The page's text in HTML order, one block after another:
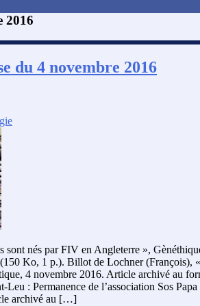
2016
du 4 novembre 2016
sont nés par FIV en Angleterre »,
Ko, 1 p.). Billot de Lochner (François),
4 novembre 2016. Article archivé au
: Permanence de l’association Sos
archivé au […]